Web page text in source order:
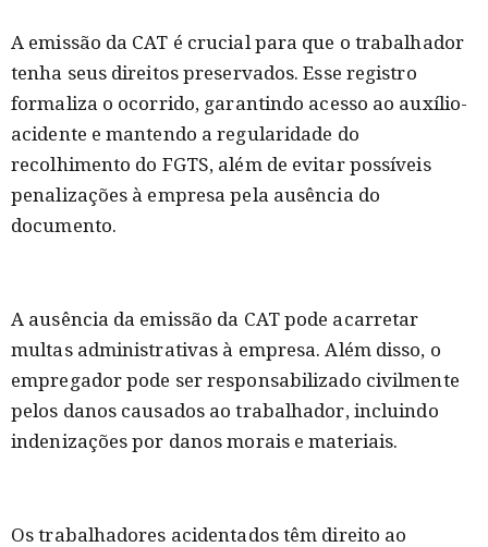
A emissão da CAT é crucial para que o trabalhador
tenha seus direitos preservados. Esse registro
formaliza o ocorrido, garantindo acesso ao auxílio-
acidente e mantendo a regularidade do
recolhimento do FGTS, além de evitar possíveis
penalizações à empresa pela ausência do
documento.
A ausência da emissão da CAT pode acarretar
multas administrativas à empresa. Além disso, o
empregador pode ser responsabilizado civilmente
pelos danos causados ao trabalhador, incluindo
indenizações por danos morais e materiais.
Os trabalhadores acidentados têm direito ao